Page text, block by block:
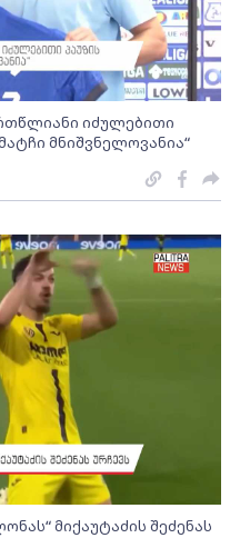
იძულებითი
მნიშვნელოვანია“
მიქაუტაძის შეძენას